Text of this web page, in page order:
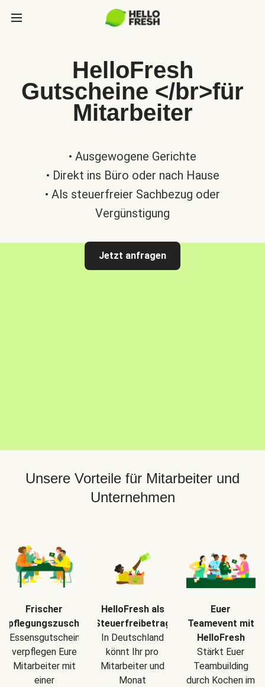
HelloFresh
Gutscheine </br>für
Mitarbeiter
• Ausgewogene Gerichte
• Direkt ins Büro oder nach Hause
• Als steuerfreier Sachbezug oder
Vergünstigung
Jetzt anfragen
Unsere Vorteile für Mitarbeiter und
Unternehmen
Frischer
Essensgutscheine
verpflegen Eure
Mitarbeiter mit
einer
HelloFresh als
Steuerfreibetrag
In Deutschland
könnt Ihr pro
Mitarbeiter und
Monat
Euer
Teamevent mit
HelloFresh
Stärkt Euer
Teambuilding
durch Kochen im